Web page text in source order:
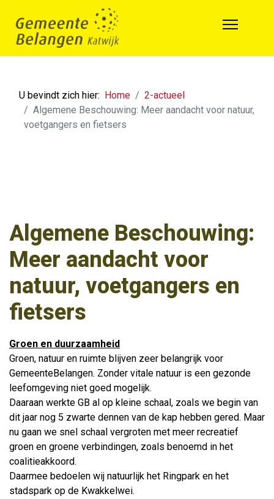
U bevindt zich hier: Home
2-actueel
Algemene Beschouwing: Meer aandacht voor natuur,
voetgangers en fietsers
Algemene Beschouwing:
Meer aandacht voor
natuur, voetgangers en
fietsers
Groen en duurzaamheid
Groen, natuur en ruimte blijven zeer belangrijk voor
GemeenteBelangen. Zonder vitale natuur is een gezonde
leefomgeving niet goed mogelijk.
Daaraan werkte GB al op kleine schaal, zoals we begin van
dit jaar nog 5 zwarte dennen van de kap hebben gered. Maar
nu gaan we snel schaal vergroten met meer recreatief
groen en groene verbindingen, zoals benoemd in het
coalitieakkoord.
Daarmee bedoelen wij natuurlijk het Ringpark en het
stadspark op de Kwakkelwei.